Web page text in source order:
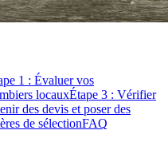
1 : Évaluer vos
locauxÉtape 3 : Vérifier
des devis et poser des
de sélectionFAQ